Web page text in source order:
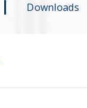
Downloads